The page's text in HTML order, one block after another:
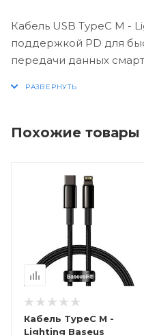
Кабель USB TypeC M -
поддержкой PD для
передачи данных
Похожие товары
Кабель TypeC M -
Lighting Baseus